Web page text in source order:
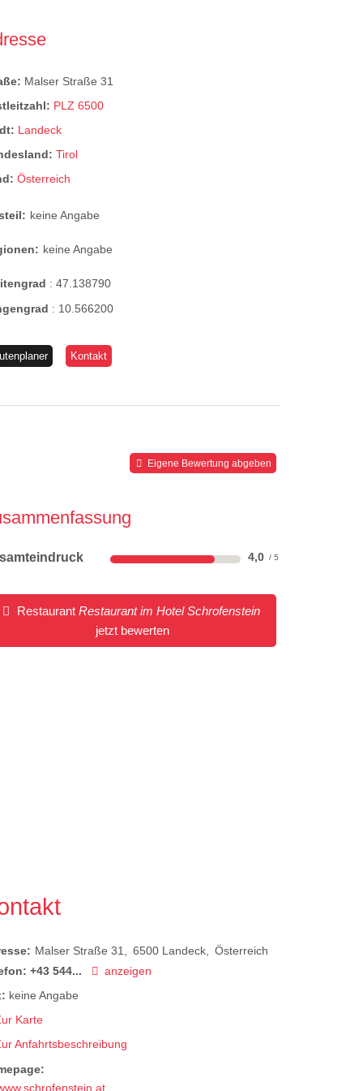
Malser Straße 31
PLZ 6500
Landeck
Tirol
Österreich
keine Angabe
keine Angabe
:47.138790
: 10.566200
Kontakt
Eigene Bewertung abgeben
4,0
Restaurant Restaurant im Hotel Schrofenstein
jetzt bewerten
Malser Straße 31 6500 Landeck
Österreich
+43 544...
anzeigen
keine Angabe
Karte
Anfahrtsbeschreibung